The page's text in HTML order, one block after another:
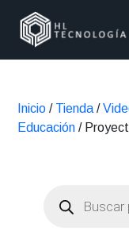
Inicio / Tienda /
Educación /
productos